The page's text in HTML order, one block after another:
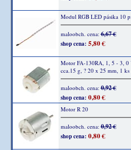
Modul RGB LED pásika 10
maloobch. cena:6,67 €
shop cena: 5,80 €
Motor FA-130RA, 1, 5 - 3, 0
cca.15 g, ? 20 x 25 mm, 1 ks
maloobch. cena:0,92 €
shop cena: 0,80 €
Motor R 20
maloobch. cena:0,92 €
shop cena: 0,80 €